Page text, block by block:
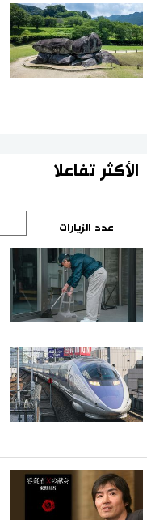
الأكثر تفاعلا
عدد الزيارات